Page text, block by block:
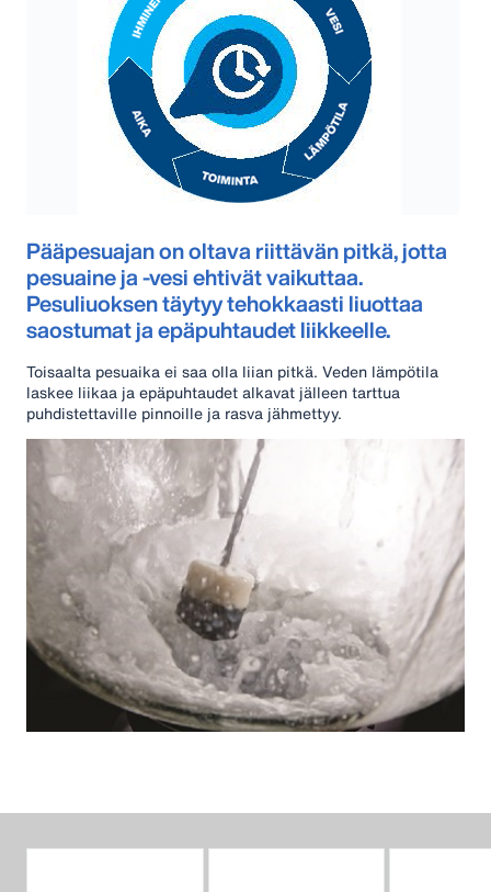
Pääpesuajan on oltava riittävän pitkä, jotta
pesuaine ja -vesi ehtivät vaikuttaa.
Pesuliuoksen täytyy tehokkaasti liuottaa
saostumat ja epäpuhtaudet liikkeelle.
Toisaalta pesuaika ei saa olla liian pitkä. Veden lämpötila
laskee liikaa ja epäpuhtaudet alkavat jälleen tarttua
puhdistettaville pinnoille ja rasva jähmettyy.